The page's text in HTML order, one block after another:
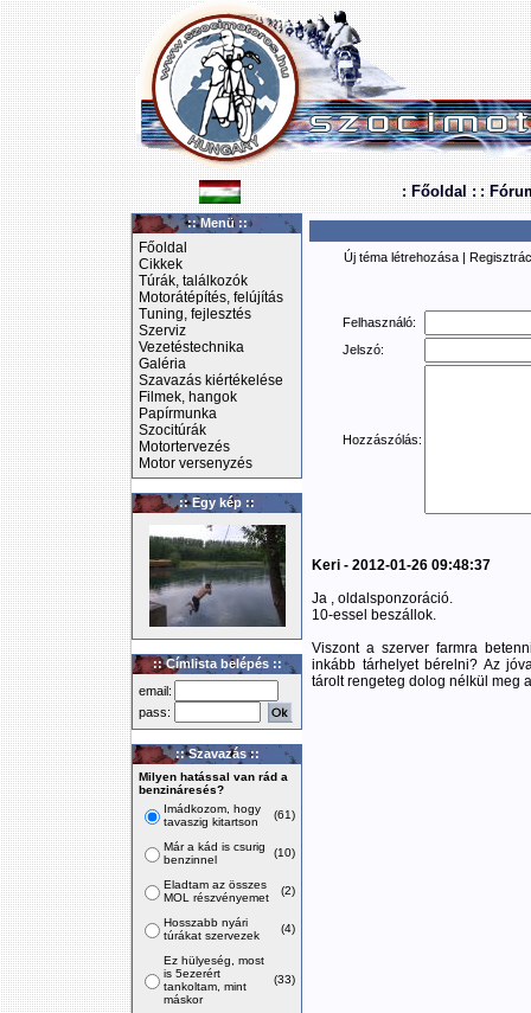
: Főoldal : :
:: Menü ::
Főoldal
Cikkek
Túrák, találkozók
Motorátépítés, felújítás
Tuning, fejlesztés
Szerviz
Vezetéstechnika
Galéria
Szavazás kiértékelése
Filmek, hangok
Papírmunka
Szocitúrák
Motortervezés
Motor versenyzés
:: Egy kép ::
:: Címlista belépés ::
email:
pass:
:: Szavazás ::
Milyen hatással van rád a
benzináresés?
Imádkozom, hogy
tavaszig kitartson
(61)
Már a kád is csurig
benzinnel
(10)
Eladtam az összes
MOL részvényemet
(2)
Hosszabb nyári
túrákat szervezek
(4)
Ez hülyeség, most
is 5ezerért
tankoltam, mint
máskor
(33)
Új téma létrehozása |
Felhasználó:
Jelszó:
Hozzászólás:
Keri - 2012-01-26 09:48:37
Ja , oldalsponzoráció.
10-essel beszállok.
Viszont a szerver farmra
inkább tárhelyet bérelni? Az
tárolt rengeteg dolog nélkül meg